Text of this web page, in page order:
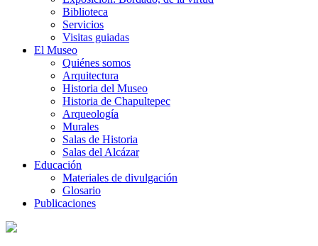
Biblioteca
Servicios
Visitas guiadas
El Museo
Quiénes somos
Arquitectura
Historia del Museo
Historia de Chapultepec
Arqueología
Murales
Salas de Historia
Salas del Alcázar
Educación
Materiales de divulgación
Glosario
Publicaciones